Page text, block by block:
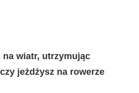
wiatr, utrzymując
jeżdżysz na rowerze